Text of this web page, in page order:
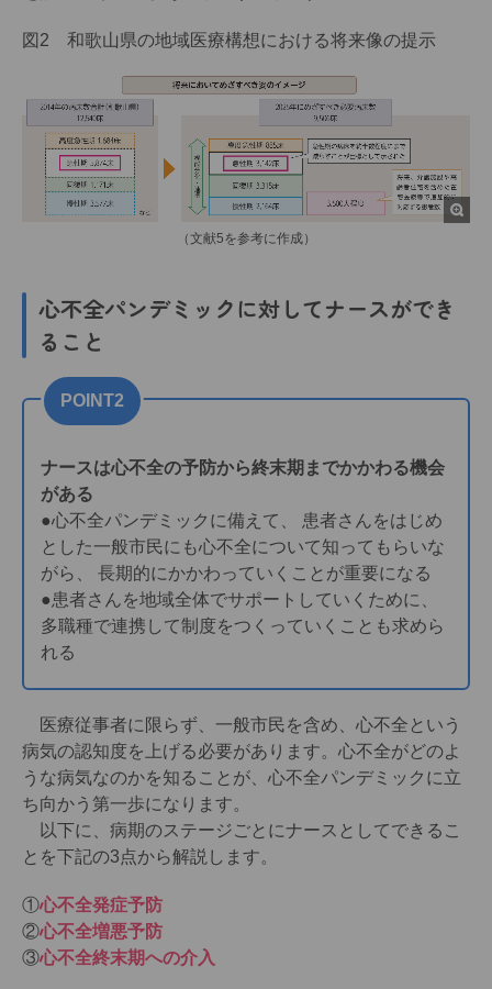
図2 和歌山県の地域医療構想における将来像の提示
（文献5を参考に作成）
心不全パンデミックに対してナースができ
ること
POINT2
ナースは心不全の予防から終末期までかかわる機会
がある
●心不全パンデミックに備えて、 患者さんをはじめ
とした一般市民にも心不全について知ってもらいな
がら、 長期的にかかわっていくことが重要になる
●患者さんを地域全体でサポートしていくために、
多職種で連携して制度をつくっていくことも求めら
れる
医療従事者に限らず、一般市民を含め、心不全という
病気の認知度を上げる必要があります。心不全がどのよ
うな病気なのかを知ることが、心不全パンデミックに立
ち向かう第一歩になります。
以下に、病期のステージごとにナースとしてできるこ
とを下記の3点から解説します。
①心不全発症予防
②心不全増悪予防
③心不全終末期への介入